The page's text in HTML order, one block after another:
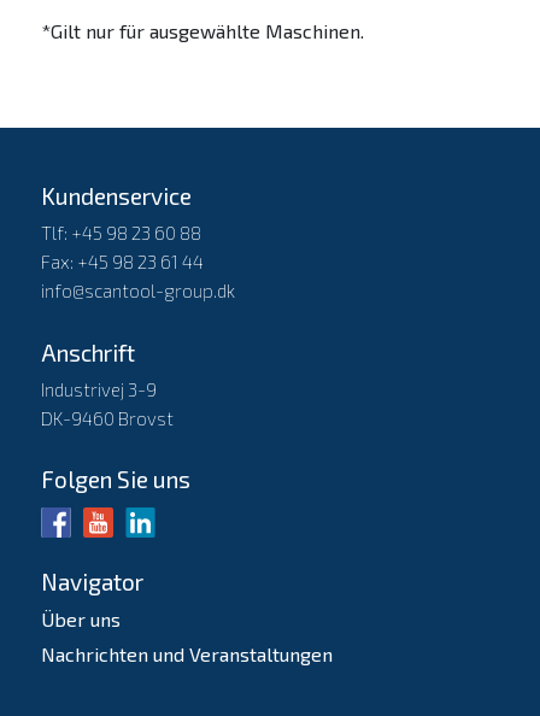
*Gilt nur für ausgewählte Maschinen.
Kundenservice
Tlf: +45 98 23 60 88
Fax: +45 98 23 61 44
info@scantool-group.dk
Anschrift
Industrivej 3-9
DK-9460 Brovst
Folgen Sie uns
Navigator
Über uns
Nachrichten und Veranstaltungen